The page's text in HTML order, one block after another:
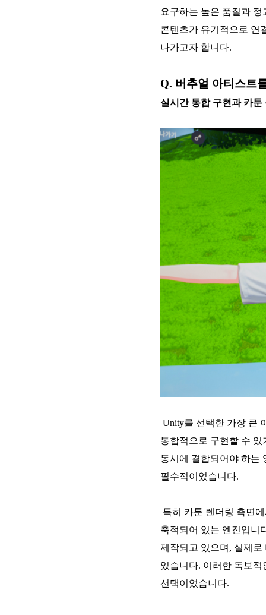
요구하는 높은 품질과
콘텐츠가 유기적으로 연
나가고자 합니다.
Q. 버추얼 아티스트
실시간 통합 구현과 카
Unity를 선택한 가장 큰
통합적으로 구현할 수
동시에 결합되어야 하는
필수적이었습니다.
특히 카툰 렌더링 측면
축적되어 있는 엔진입니
제작되고 있으며, 실제
있습니다. 이러한 독보
선택이었습니다.